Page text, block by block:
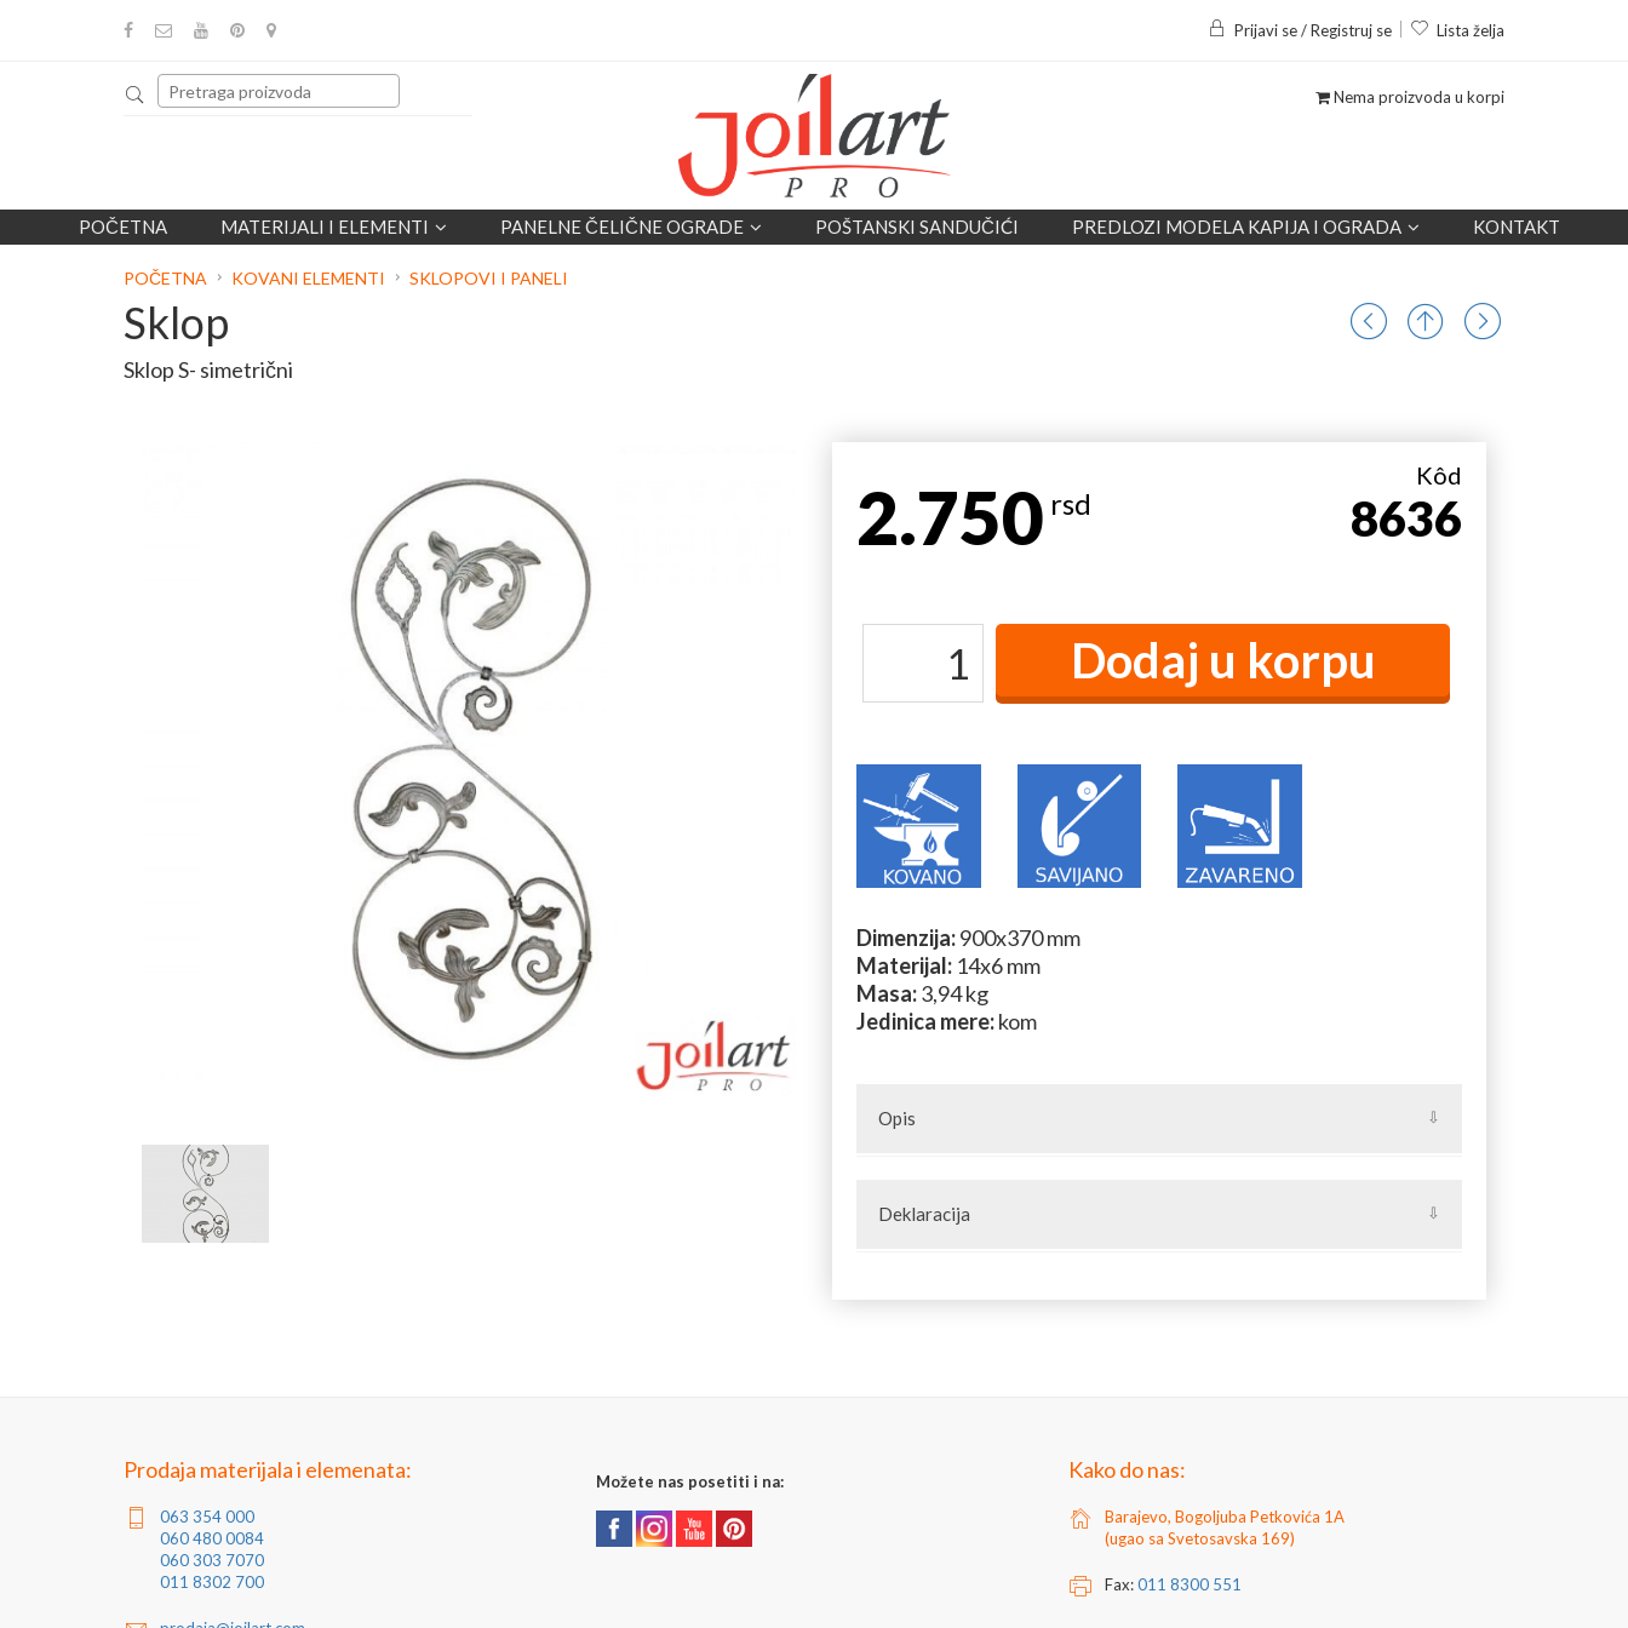
Prijavi se / Registruj se Lista želja
Nema proizvoda u korpi
POČETNA MATERIJALI I ELEMENTI PANELNE ČELIČNE OGRADE POŠTANSKI SANDUČIĆI PREDLOZI MODELA KAPIJA I OGRADA KONTAKT
POČETNA KOVANI ELEMENTI SKLOPOVI I PANELI
Sklop
Sklop S- simetrični
2.750 rsd
Kôd
8636
Dimenzija:900x370 mm
Materijal: 14x6 mm
Masa:3,94 kg
Jedinica mere:kom
Opis
pronaći i sklopove izrađene od elemenata za kovane ograde. Kovani sklopovi
se koriste u izradi svih vrsta kovane bravarije pa čak i kovanog nameštaja.
Deklaracija
Zemlja izvoza: Kina
Prodaja materijala i elemenata:
063 354 000
060 480 0084
060 303 7070
011 8302 700
Možete nas posetiti i na: Kako do nas:
Barajevo, Bogoljuba Petkovića 1A
(ugao sa Svetosavska 169)
Fax:011 8300 551